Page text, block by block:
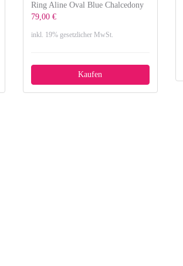
Ring Aline Oval Blue Chalcedony
79,00 €
inkl. 19% gesetzlicher MwSt.
Kaufen